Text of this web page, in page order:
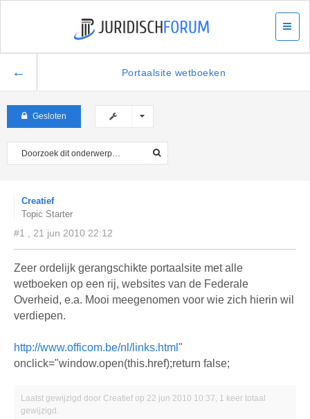
← Portaalsite wetboeken
Gesloten
Creatief
Topic Starter
#1 , 21 jun 2010 22:12
Zeer ordelijk gerangschikte portaalsite met alle
wetboeken op een rij, websites van de Federale
Overheid, e.a. Mooi meegenomen voor wie zich hierin wil
verdiepen.
http://www.officom.be/nl/links.html "
onclick="window.open(this.href);return false;
Laatst gewijzigd door Creatief op 22 jun 2010 10:37, 1 keer totaal
gewijzigd.